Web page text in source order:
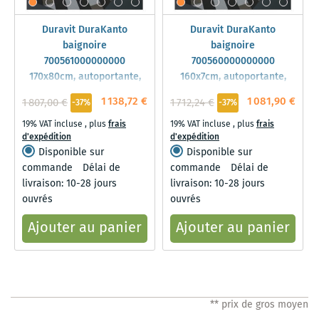
Duravit DuraKanto
baignoire
700561000000000
170x80cm, autoportante,
blanc
1 138,72 €
1 807,00 € -37%
19% VAT incluse , plusfrais
d'expédition
Disponible sur
commande
Délai de
livraison: 10-28 jours
ouvrés
Ajouter au panier
Duravit DuraKanto
baignoire
700560000000000
160x7cm, autoportante,
blanc
1 081,90 €
1 712,24 € -37%
19% VAT incluse , plusfrais
d'expédition
Disponible sur
commande
Délai de
livraison: 10-28 jours
ouvrés
Ajouter au panier
** prix de gros moyen